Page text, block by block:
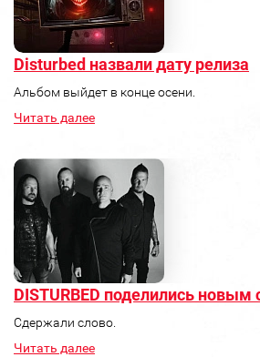
Disturbed назвали дату релиза
Альбом выйдет в конце осени.
Читать далее
DISTURBED поделились новым
Сдержали слово.
Читать далее